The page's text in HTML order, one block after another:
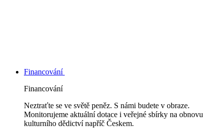
Financování
Financování
Neztraťte se ve světě peněz. S námi budete v obraze.
Monitorujeme aktuální dotace i veřejné sbírky na obnovu
kulturního dědictví napříč Českem.